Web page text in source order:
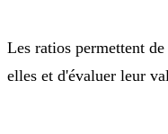
Les ratios permettent
elles et d'évaluer leur